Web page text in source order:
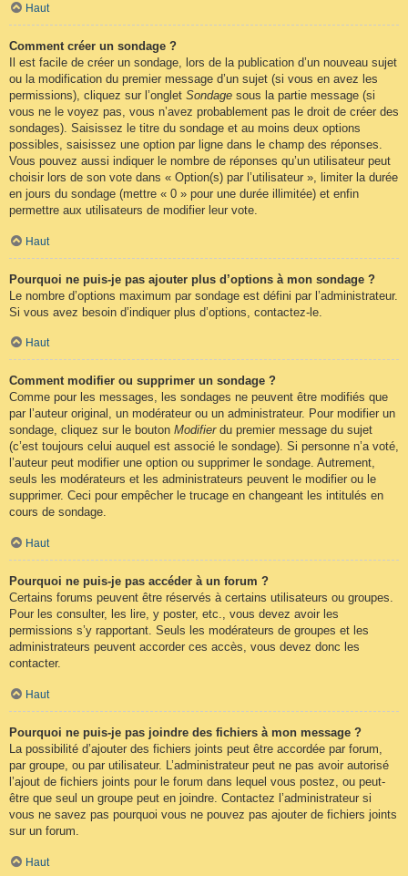
Haut
Comment créer un sondage ?
Il est facile de créer un sondage, lors de la publication d’un nouveau sujet
ou la modification du premier message d’un sujet (si vous en avez les
permissions), cliquez sur l’onglet Sondage sous la partie message (si
vous ne le voyez pas, vous n’avez probablement pas le droit de créer des
sondages). Saisissez le titre du sondage et au moins deux options
possibles, saisissez une option par ligne dans le champ des réponses.
Vous pouvez aussi indiquer le nombre de réponses qu’un utilisateur peut
choisir lors de son vote dans « Option(s) par l’utilisateur », limiter la durée
en jours du sondage (mettre « 0 » pour une durée illimitée) et enfin
permettre aux utilisateurs de modifier leur vote.
Haut
Pourquoi ne puis-je pas ajouter plus d’options à mon sondage ?
Le nombre d’options maximum par sondage est défini par l’administrateur.
Si vous avez besoin d’indiquer plus d’options, contactez-le.
Haut
Comment modifier ou supprimer un sondage ?
Comme pour les messages, les sondages ne peuvent être modifiés que
par l’auteur original, un modérateur ou un administrateur. Pour modifier un
sondage, cliquez sur le bouton Modifierdu premier message du sujet
(c’est toujours celui auquel est associé le sondage). Si personne n’a voté,
l’auteur peut modifier une option ou supprimer le sondage. Autrement,
seuls les modérateurs et les administrateurs peuvent le modifier ou le
supprimer. Ceci pour empêcher le trucage en changeant les intitulés en
cours de sondage.
Haut
Pourquoi ne puis-je pas accéder à un forum ?
Certains forums peuvent être réservés à certains utilisateurs ou groupes.
Pour les consulter, les lire, y poster, etc., vous devez avoir les
permissions s’y rapportant. Seuls les modérateurs de groupes et les
administrateurs peuvent accorder ces accès, vous devez donc les
contacter.
Haut
Pourquoi ne puis-je pas joindre des fichiers à mon message ?
La possibilité d’ajouter des fichiers joints peut être accordée par forum,
par groupe, ou par utilisateur. L’administrateur peut ne pas avoir autorisé
l’ajout de fichiers joints pour le forum dans lequel vous postez, ou peut-
être que seul un groupe peut en joindre. Contactez l’administrateur si
vous ne savez pas pourquoi vous ne pouvez pas ajouter de fichiers joints
sur un forum.
Haut